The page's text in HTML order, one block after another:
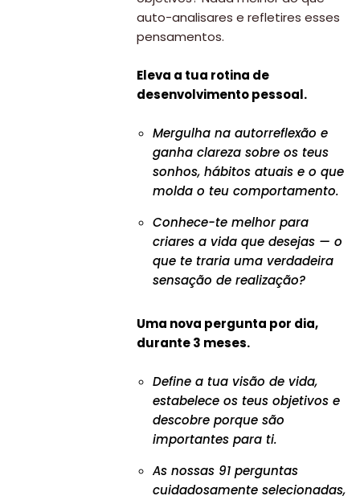
auto-analisares e refletires esses
pensamentos.
Eleva a tua rotina de
desenvolvimento pessoal.
Mergulha na autorreflexão e
ganha clareza sobre os teus
sonhos, hábitos atuais e o que
molda o teu comportamento.
Conhece-te melhor para
criares a vida que desejas — o
que te traria uma verdadeira
sensação de realização?
Uma nova pergunta por dia,
durante 3 meses.
Define a tua visão de vida,
estabelece os teus objetivos e
descobre porque são
importantes para ti.
As nossas 91 perguntas
cuidadosamente selecionadas,